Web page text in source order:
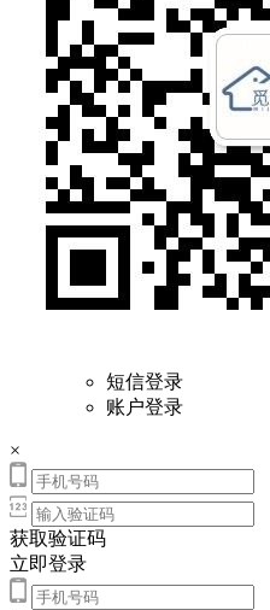
短信登录
账户登录
×
获取验证码
立即登录